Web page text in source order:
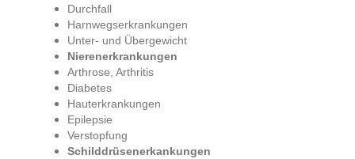
Durchfall
Harnwegserkrankungen
Unter- und Übergewicht
Nierenerkrankungen
Arthrose, Arthritis
Diabetes
Hauterkrankungen
Epilepsie
Verstopfung
Schilddrüsenerkankungen